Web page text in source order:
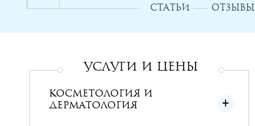
СТАТЬИ ОТЗЫВЫ
УСЛУГИ и ЦЕНЫ
КОСМЕТОЛОГИЯ И
ДЕРМАТОЛОГИЯ